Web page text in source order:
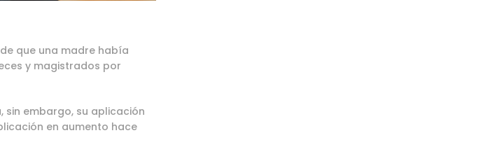
que una madre había
y magistrados por
sin embargo, su aplicación
en aumento hace